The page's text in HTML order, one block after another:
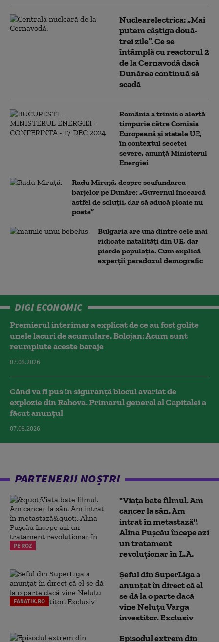
Nuclearelectrica: „Mai
putem câștiga două-
trei zile”. Ce se
întâmplă cu reactorul 2
de la Cernavodă dacă
Dunărea continuă să
scadă
România a trimis o alertă
timpurie către Comisia
Europeană și statele UE,
în contextul secetei
severe, anunță Ministerul
Energiei
Radu Miruță, despre scufundarea
barjelor pe Dunăre: „Guvernul încearcă
astfel de soluții, dar să aducă ploaie nu
poate”
Bulgaria are una dintre cele mai
ridicate natalități din UE, dar
pierde populație. Cum explică
experții paradoxul demografic
DIGI ECONOMIC
Premierul interimar a explicat de ce au fost golite
unele lacuri de acumulare. Bolojan: Acum sunt
reumplute aceste baraje
07.08.2026
Când va fi pus în siguranță blocul avariat de
explozie din Rahova. Primarul general al Capitalei a
făcut anunțul
07.08.2026
PARTENERII NOȘTRI
PE ROZ
"Viața bate filmul. Am
cancer la sân. Am
intrat în metastază".
Alina Pușcău începe azi
un tratament
revoluționar în L.A.
FANATIK.RO
Șeful din SuperLiga a
anunțat în direct că el
se dă la o parte dacă
vine Neluțu Varga
investitor. Exclusiv
Episodul extrem din